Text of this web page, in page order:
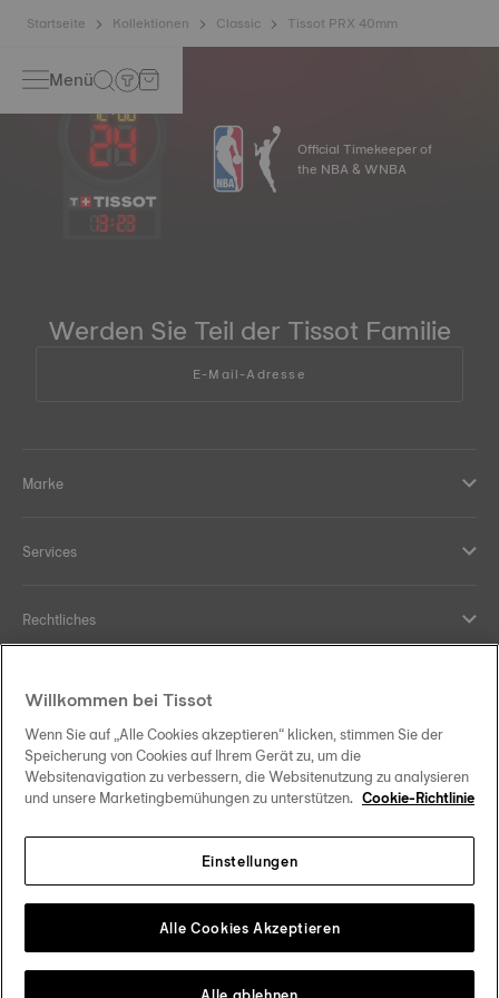
Startseite Kollektionen Classic Tissot PRX 40mm
Menü
13:23
Official Timekeeper of
the NBA & WNBA
Werden Sie Teil der Tissot Familie
E-Mail-Adresse
Marke
Services
Rechtliches
Ihre Vorteile
Folgen Sie uns in den sozialen Medien
Change country Tissot Copyrights 2026
Willkommen bei Tissot
Wenn Sie auf „Alle Cookies akzeptieren“ klicken, stimmen Sie der
Speicherung von Cookies auf Ihrem Gerät zu, um die
Websitenavigation zu verbessern, die Websitenutzung zu analysieren
und unsere Marketingbemühungen zu unterstützen. Cookie-Richtlinie
Einstellungen
Alle Cookies Akzeptieren